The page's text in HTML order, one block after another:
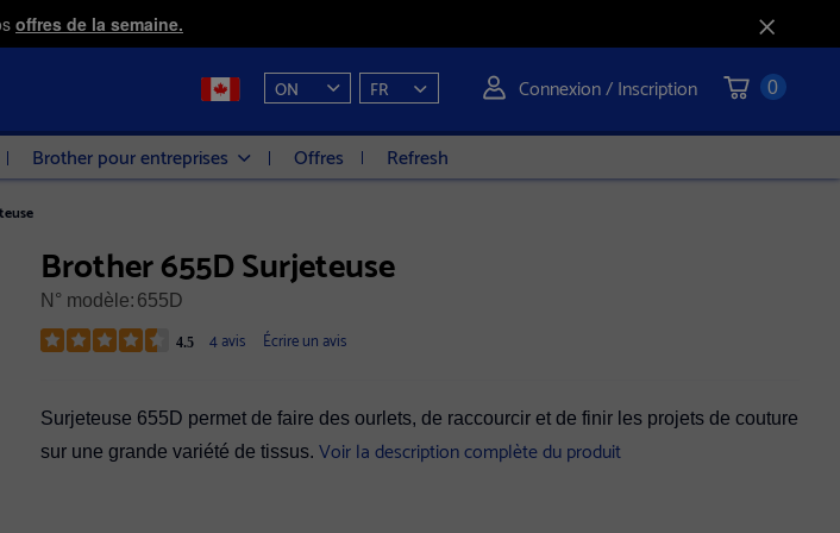
offres de la semaine.
ON FR Connexion / Inscription 0
Brother pour entreprises Offres Refresh
Brother 655D Surjeteuse
N° modèle: 655D
4.5 4 avis Écrire un avis
Surjeteuse 655D permet de faire des ourlets, de raccourcir et de finir les projets de couture
sur une grande variété de tissus. Voir la description complète du produit